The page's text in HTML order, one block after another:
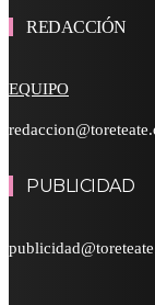
REDACCIÓN
EQUIPO
PUBLICIDAD